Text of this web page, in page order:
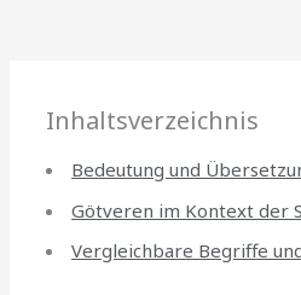
Inhaltsverzeichnis
Bedeutung und
Götveren im Kontext der
Vergleichbare Begriffe